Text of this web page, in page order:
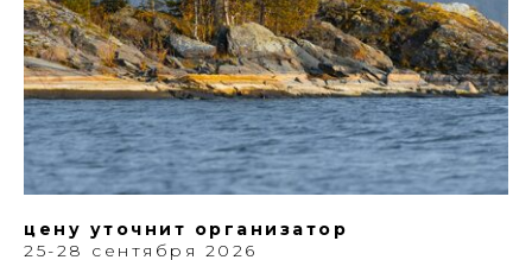
цену уточнит организатор
25-28 сентября 2026